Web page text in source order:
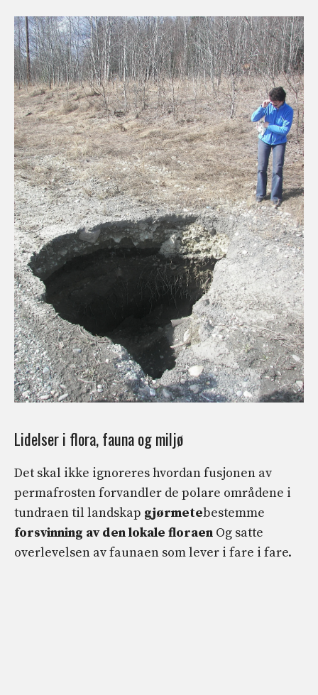
Lidelser i flora, fauna og miljø
Det skal ikke ignoreres hvordan fusjonen av
permafrosten forvandler de polare områdene i
tundraen til landskap gjørmetebestemme
forsvinning av den lokale floraen Og satte
overlevelsen av faunaen som lever i fare i fare.